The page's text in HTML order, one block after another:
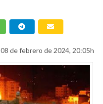
08 de febrero de 2024, 20:05h